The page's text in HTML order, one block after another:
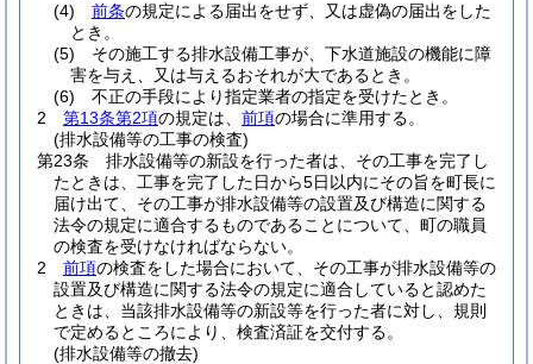
(4)
前条の規定による届出をせず、又は虚偽の届出をした
とき。
(5)
その施工する排水設備工事が、下水道施設の機能に障
害を与え、又は与えるおそれが大であるとき。
(6)
不正の手段により指定業者の指定を受けたとき。
2
第13条第2項の規定は、 前項の場合に準用する。
(排水設備等の工事の検査)
第23条
排水設備等の新設を行った者は、その工事を完了し
たときは、工事を完了した日から5日以内にその旨を町長に
届け出て、その工事が排水設備等の設置及び構造に関する
法令の規定に適合するものであることについて、町の職員
の検査を受けなければならない。
2
前項の検査をした場合において、その工事が排水設備等の
設置及び構造に関する法令の規定に適合していると認めた
ときは、当該排水設備等の新設等を行った者に対し、規則
で定めるところにより、検査済証を交付する。
(排水設備等の撤去)